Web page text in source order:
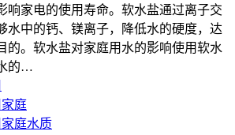
响家电的使用寿命。软水盐通过离子交
水中的钙、镁离子，降低水的硬度，达
的。软水盐对家庭用水的影响使用软水
的…
庭
庭水质